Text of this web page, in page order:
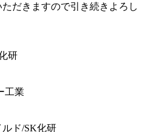
だきますので引き続きよろし
研
工業
ド/SK化研